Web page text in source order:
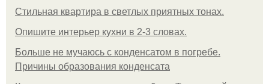
Стильная квартира в светлых приятных тонах.
Опишите интерьер кухни в 2-3 словах.
Больше не мучаюсь с конденсатом в погребе.
Причины образования конденсата